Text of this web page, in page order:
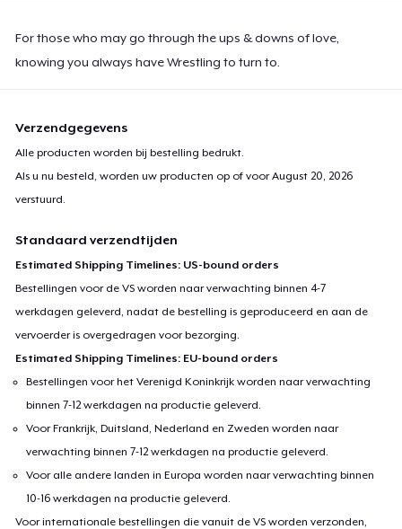
For those who may go through the ups & downs of love,
knowing you always have Wrestling to turn to.
Verzendgegevens
Alle producten worden bij bestelling bedrukt.
Als u nu besteld, worden uw producten op of voorAugust 20, 2026
verstuurd.
Standaard verzendtijden
Estimated Shipping Timelines: US-bound orders
Bestellingen voor de VS worden naar verwachting binnen 4-7
werkdagen geleverd, nadat de bestelling is geproduceerd en aan de
vervoerder is overgedragen voor bezorging.
Estimated Shipping Timelines: EU-bound orders
Bestellingen voor het Verenigd Koninkrijk worden naar verwachting
binnen 7-12 werkdagen na productie geleverd.
Voor Frankrijk, Duitsland, Nederland en Zweden worden naar
verwachting binnen 7-12 werkdagen na productie geleverd.
Voor alle andere landen in Europa worden naar verwachting binnen
10-16 werkdagen na productie geleverd.
Voor internationale bestellingen die vanuit de VS worden verzonden,